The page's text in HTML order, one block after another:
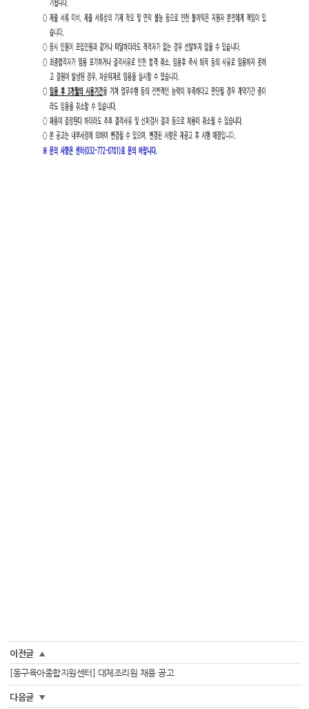
이전글 ▲
[동구육아종합지원센터] 대체조리원 채용 공고
다음글 ▼